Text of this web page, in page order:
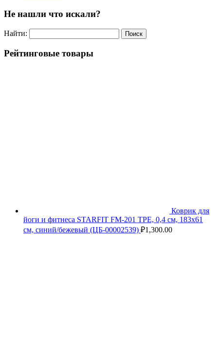
Не нашли что искали?
Найти:
Рейтинговые товары
Коврик для
йоги и фитнеса STARFIT FM-201 TPE, 0,4 см, 183x61
см, синий/бежевый (ЦБ-00002539) ₽1,300.00